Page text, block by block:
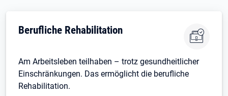
Berufliche Rehabilitation
Am Arbeitsleben teilhaben – trotz gesundheitlicher
Einschränkungen. Das ermöglicht die berufliche
Rehabilitation.